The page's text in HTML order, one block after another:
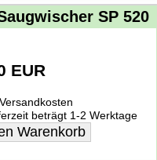
SP 520
EUR
beträgt 1-2 Werktage
zu den Lieferzeiten finden Sie
und Zahlung.